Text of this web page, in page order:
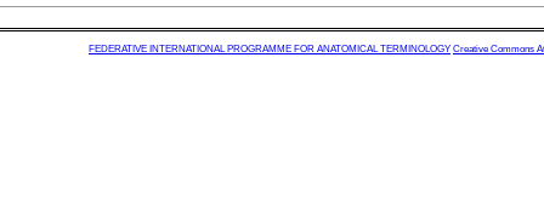
FEDERATIVE INTERNATIONAL PROGRAMME FOR ANATOMICAL TERMINOLOGY Creative Commons